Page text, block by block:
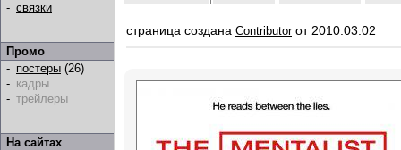
- связки
Промо
- постеры (26)
- кадры
- трейлеры
На сайтах
страница создана Contributorот 2010.03.02